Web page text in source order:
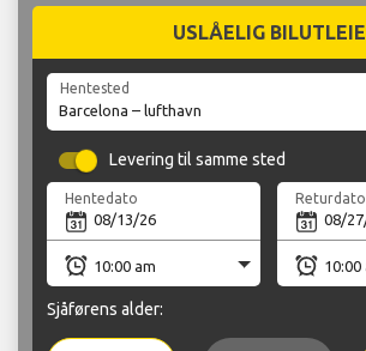
USLÅELIG BILUTLEIE
Hentested
Levering til samme sted
Hentedato Returdato
Sjåførens alder: